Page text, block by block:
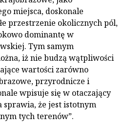
miejsca, doskonale
przestrzenie okolicznych pól,
dominantę w
Tym samym
iż nie budzą wątpliwości
wartości zarówno
przyrodnicze i
wpisuje się w otaczający
że jest istotnym
tych terenów”.